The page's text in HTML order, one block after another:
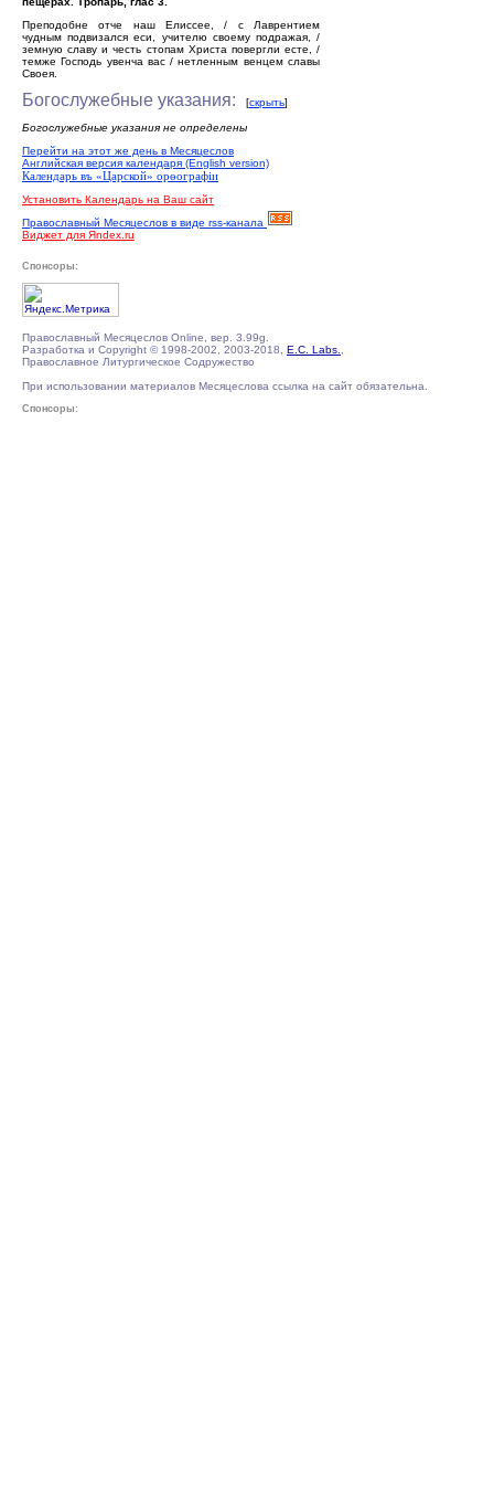
Преподобне отче наш Елиссее, / с Лаврентием
чудным подвизался еси, учителю своему подражая, /
земную славу и честь стопам Христа повергли есте, /
темже Господь увенча вас / нетленным венцем славы
Своея.
Богослужебные указания: [скрыть]
Богослужебные указания не определены
Перейти на этот же день в Месяцеслов
Английская версия календаря (English version)
Календарь въ «Царской» орѳографiи
Установить Календарь на Ваш сайт
Православный Месяцеслов в виде rss-канала
Виджет для Яndex.ru
Спонсоры:
Православный Месяцеслов Online, вер. 3.99g.
Разработка и Copyright © 1998-2002, 2003-2018, E.C. Labs.
Православное Литургическое Содружество
При использовании материалов Месяцеслова ссылка на сайт обязательна.
Спонсоры: